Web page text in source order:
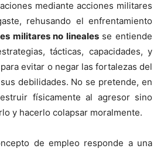
mediante acciones militares
rehusando el enfrentamiento
militares no linealesse entiende
tácticas, capacidades, y
evitar o negar las fortalezas del
debilidades. No se pretende, en
físicamente al agresor sino
y hacerlo colapsar moralmente.
de empleo responde a una